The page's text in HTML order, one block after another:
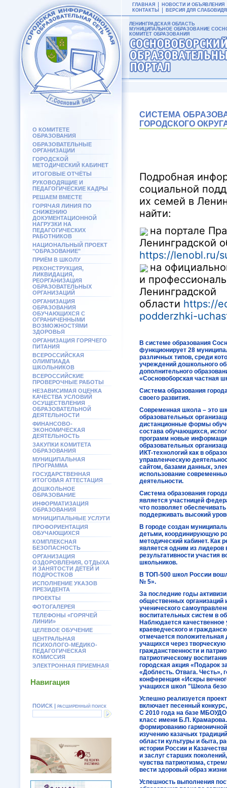
О КОМИТЕТЕ
ОБРАЗОВАНИЯ
ОБРАЗОВАТЕЛЬНЫЕ
ОРГАНИЗАЦИИ
ГОРОДСКОЙ
МЕТОДИЧЕСКИЙ КАБИНЕТ
ИТОГОВЫЕ ОТЧЁТЫ
РУКОВОДЯЩИЕ И
ПЕДАГОГИЧЕСКИЕ КАДРЫ
РЕШАЕМ ВМЕСТЕ
ГОРЯЧАЯ ЛИНИЯ ПО
СНИЖЕНИЮ
ДОКУМЕНТАЦИОННОЙ
НАГРУЗКИ НА
ПЕДАГОГИЧЕСКИХ
РАБОТНИКОВ
НАЦИОНАЛЬНЫЙ ПРОЕКТ
"ОБРАЗОВАНИЕ"
ПРИЁМ В ШКОЛУ
РЕКОНСТРУКЦИЯ,
ЛИКВИДАЦИЯ,
РЕОРГАНИЗАЦИЯ
ОБРАЗОВАТЕЛЬНЫХ
ОРГАНИЗАЦИЙ
ОРГАНИЗАЦИЯ
ОБРАЗОВАНИЯ
ОБУЧАЮЩИХСЯ С
ОГРАНИЧЕННЫМИ
ВОЗМОЖНОСТЯМИ
ЗДОРОВЬЯ
ОРГАНИЗАЦИЯ ГОРЯЧЕГО
ПИТАНИЯ
ВСЕРОССИЙСКАЯ
ОЛИМПИАДА
ШКОЛЬНИКОВ
ВСЕРОССИЙСКИЕ
ПРОВЕРОЧНЫЕ РАБОТЫ
НЕЗАВИСИМАЯ ОЦЕНКА
КАЧЕСТВА УСЛОВИЙ
ОСУЩЕСТВЛЕНИЯ
ОБРАЗОВАТЕЛЬНОЙ
ДЕЯТЕЛЬНОСТИ
ФИНАНСОВО-
ЭКОНОМИЧЕСКАЯ
ДЕЯТЕЛЬНОСТЬ
ЗАКУПКИ КОМИТЕТА
ОБРАЗОВАНИЯ
МУНИЦИПАЛЬНАЯ
ПРОГРАММА
ГОСУДАРСТВЕННАЯ
ИТОГОВАЯ АТТЕСТАЦИЯ
ДОШКОЛЬНОЕ
ОБРАЗОВАНИЕ
ИНФОРМАТИЗАЦИЯ
ОБРАЗОВАНИЯ
МУНИЦИПАЛЬНЫЕ УСЛУГИ
ПРОФОРИЕНТАЦИЯ
ОБУЧАЮЩИХСЯ
КОМПЛЕКСНАЯ
БЕЗОПАСНОСТЬ
ОРГАНИЗАЦИЯ
ОЗДОРОВЛЕНИЯ, ОТДЫХА
И ЗАНЯТОСТИ ДЕТЕЙ И
ПОДРОСТКОВ
ИСПОЛНЕНИЕ УКАЗОВ
ПРЕЗИДЕНТА
ПРОЕКТЫ
ФОТОГАЛЕРЕЯ
ТЕЛЕФОНЫ «ГОРЯЧЕЙ
ЛИНИИ»
ЦЕЛЕВОЕ ОБУЧЕНИЕ
ЦЕНТРАЛЬНАЯ
ПСИХОЛОГО-МЕДИКО-
ПЕДАГОГИЧЕСКАЯ
КОМИССИЯ
ЭЛЕКТРОННАЯ ПРИЕМНАЯ
Навигация
ПОИСК | РАСШИРЕННЫЙ ПОИСК
ГЛАВНАЯ
НОВОСТИ И ОБЪЯВЛЕНИЯ
КОНТАКТЫ
ВЕРСИЯ ДЛЯ
ЛЕНИНГРАДСКАЯ ОБЛАСТЬ
МУНИЦИПАЛЬНОЕ ОБРАЗОВАНИЕ
КОМИТЕТ ОБРАЗОВАНИЯ
СИСТЕМА
ГОРОДСКОГО
Подробная
социальной
их семей в
найти:
на портале
Ленинградской
https://lenobl.ru/
на
и
Ленинградской
области https://
podderzhki-
В системе образования
функционирует 28
различных типов, среди
учреждений дошкольного
дополнительного
«Сосновоборская частная
Система образования
своего развития.
Современная школа – это
образовательных
дистанционные формы
состава обучающихся,
программ новые
образовательных
ИКТ-технологий как в
управленческую
сайтом, базами данных,
использование
деятельности.
Система образования
является участницей
что позволяет
поддерживать высокий
В городе создан
детьми, координирующую
методический кабинет. Как
является одним из лидеров
результативности участия
школьников.
В ТОП-500 школ России
№ 5».
За последние годы
общественных
ученического
воспитательных систем в
Наблюдается
краеведческого и
отмечается положительная
учащихся через
гражданственности и
патриотическому
городская акция «Подарок
«Доблесть. Отвага. Честь»,
конференция «Искры
учащихся школ "Школа
Успешно реализуется
включает песенный
С 2010 года на базе МБОУДО
класс имени Б.П.
формированию гармоничной
изучению казачьих
области культуры и быта,
истории России и
и заслуг старших
чувства патриотизма,
вести здоровый образ
Успешность выполнения